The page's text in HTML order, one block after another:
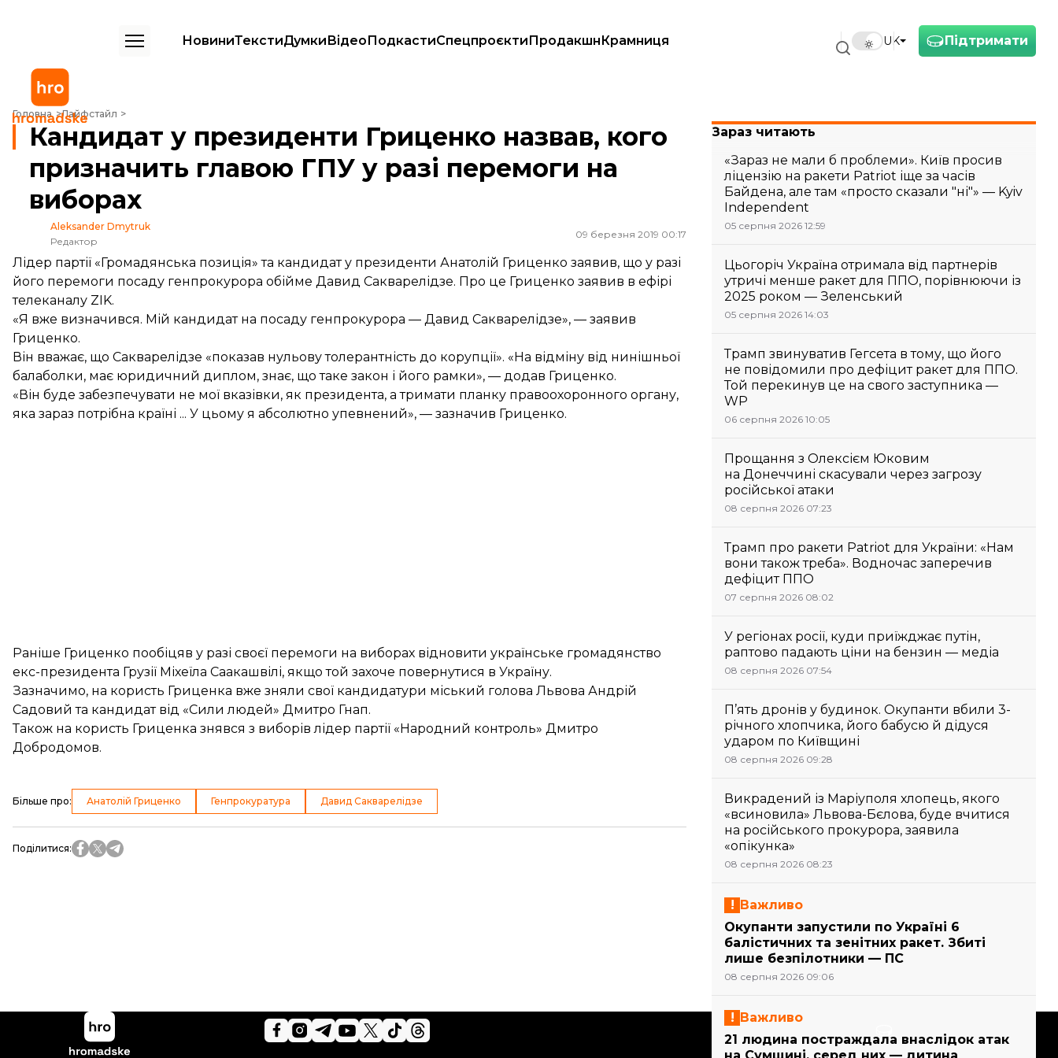
Підтримати
UK
НовиниТекстиДумкиВідеоПодкастиСпецпроєктиПродакшнКрамниця
Головна Лайфстайл
Кандидат у президенти Гриценко назвав, кого призначить главою ГПУ у разі перемоги на виборах
Кандидат у президенти Гриценко назвав, кого
призначить главою ГПУ у разі перемоги на
виборах
Aleksander Dmytruk
Редактор
09 березня 2019 00:17
Лідер партії «Громадянська позиція» та кандидат у президенти Анатолій Гриценко заявив, що у разі
його перемоги посаду генпрокурора обійме Давид Сакварелідзе. Про це Гриценко заявив в ефірі
телеканалу ZIK.
«Я вже визначився. Мій кандидат на посаду генпрокурора — Давид Сакварелідзе», — заявив
Гриценко.
Він вважає, що Сакварелідзе «показав нульову толерантність до корупції». «На відміну від нинішньої
балаболки, має юридичний диплом, знає, що таке закон і його рамки», — додав Гриценко.
«Він буде забезпечувати не мої вказівки, як президента, а тримати планку правоохоронного органу,
яка зараз потрібна країні ... У цьому я абсолютно упевнений», — зазначив Гриценко.
Раніше Гриценко пообіцяв у разі своєї перемоги на виборах відновити українське громадянство
екс-президента Грузії Міхеїла Саакашвілі, якщо той захоче повернутися в Україну.
Зазначимо, на користь Гриценка вже зняли свої кандидатури міський голова Львова Андрій
Садовий та кандидат від «Сили людей» Дмитро Гнап.
Також на користь Гриценка знявся з виборів лідер партії «Народний контроль» Дмитро
Добродомов.
Більше про: Анатолій Гриценко Генпрокуратура Давид Сакварелідзе
Поділитися:
Зараз читають
«Зараз не мали б проблеми». Київ просив
ліцензію на ракети Patriot іще за часів
Байдена, але там «просто сказали "ні"» — Kyiv
Independent
05 серпня 2026 12:59
Цьогоріч Україна отримала від партнерів
утричі менше ракет для ППО, порівнюючи із
2025 роком — Зеленський
05 серпня 2026 14:03
Трамп звинуватив Гегсета в тому, що його
не повідомили про дефіцит ракет для ППО.
Той перекинув це на свого заступника —
WP
06 серпня 2026 10:05
Прощання з Олексієм Юковим
на Донеччині скасували через загрозу
російської атаки
08 серпня 2026 07:23
Трамп про ракети Patriot для України: «Нам
вони також треба». Водночас заперечив
дефіцит ППО
07 серпня 2026 08:02
У регіонах росії, куди приїжджає путін,
раптово падають ціни на бензин — медіа
08 серпня 2026 07:54
П’ять дронів у будинок. Окупанти вбили 3-
річного хлопчика, його бабусю й дідуся
ударом по Київщині
08 серпня 2026 09:28
Викрадений із Маріуполя хлопець, якого
«всиновила» Львова-Бєлова, буде вчитися
на російського прокурора, заявила
«опікунка»
08 серпня 2026 08:23
Важливо
Окупанти запустили по Україні 6
балістичних та зенітних ракет. Збиті
лише безпілотники — ПС
08 серпня 2026 09:06
Важливо
21 людина постраждала внаслідок атак
Підтримати